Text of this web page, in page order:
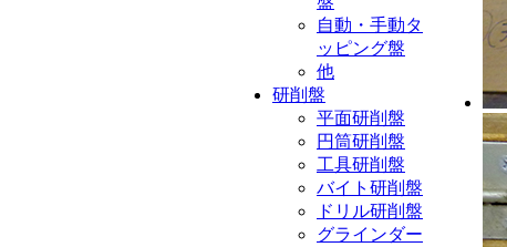
自動・手動タ
ッピング盤
他
研削盤
平面研削盤
円筒研削盤
工具研削盤
バイト研削盤
ドリル研削盤
グラインダー